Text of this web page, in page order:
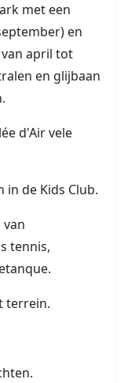
met een
en
april tot
en glijbaan
d'Air vele
de Kids Club.
tennis,
terrein.